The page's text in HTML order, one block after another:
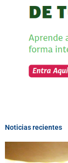
Noticias recientes